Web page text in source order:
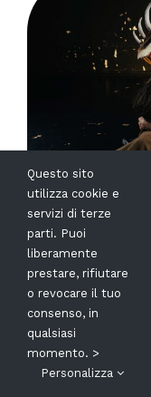
IL 16 e
TEATRO
MILO RAU
Questo sito
utilizza cookie e
servizi di terze
parti. Puoi
liberamente
prestare, rifiutare
o revocare il tuo
consenso, in
qualsiasi
momento. >
Personalizza